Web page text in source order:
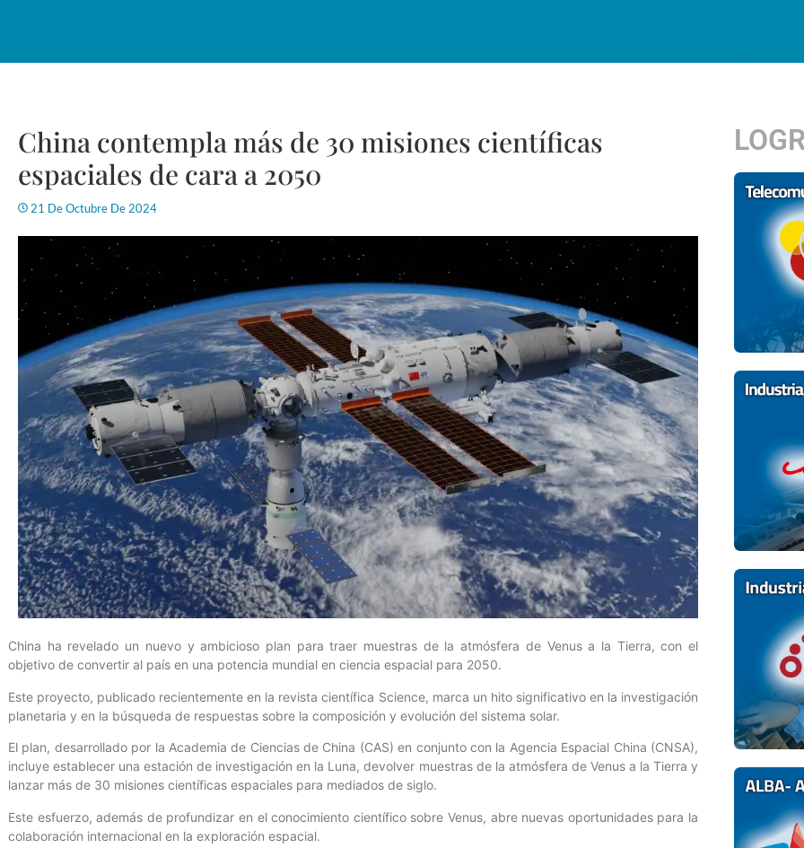
China contempla más de 30 misiones científicas
espaciales de cara a 2050
21 De Octubre De 2024
China ha revelado un nuevo y ambicioso plan para traer muestras de la atmósfera de Venus a la Tierra, con el
objetivo de convertir al país en una potencia mundial en ciencia espacial para 2050.
Este proyecto, publicado recientemente en la revista científica Science, marca un hito significativo en la investigación
planetaria y en la búsqueda de respuestas sobre la composición y evolución del sistema solar.
El plan, desarrollado por la Academia de Ciencias de China (CAS) en conjunto con la Agencia Espacial China (CNSA),
incluye establecer una estación de investigación en la Luna, devolver muestras de la atmósfera de Venus a la Tierra y
lanzar más de 30 misiones científicas espaciales para mediados de siglo.
Este esfuerzo, además de profundizar en el conocimiento científico sobre Venus, abre nuevas oportunidades para la
colaboración internacional en la exploración espacial.